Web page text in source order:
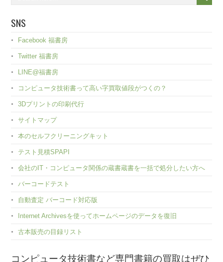
SNS
Facebook 福書房
Twitter 福書房
LINE@福書房
コンピュータ技術書って高い字買取値段がつくの？
3Dプリントの印刷代行
サイトマップ
本のセルフクリーニングキット
テスト見積SPAPI
会社のIT・コンピュータ関係の蔵書蔵書を一括で処分したい方へ
バーコードテスト
自動査定 バーコード対応版
Internet Archivesを使ってホームページのデータを復旧
古本販売の目録リスト
コンピュータ技術書など専門書籍の買取はぜひ